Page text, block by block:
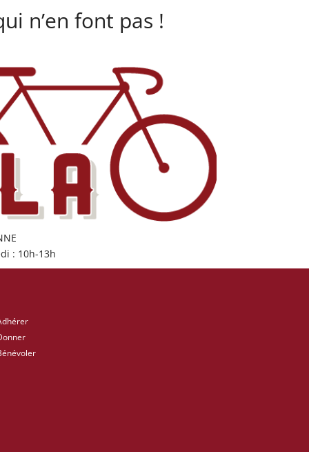
n’en font pas !
: 10h-13h